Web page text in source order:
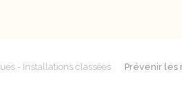
- Installations classées
Prévenir les